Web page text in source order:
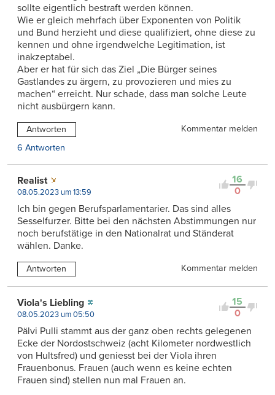
sollte eigentlich bestraft werden können.
Wie er gleich mehrfach über Exponenten von Politik
und Bund herzieht und diese qualifiziert, ohne diese zu
kennen und ohne irgendwelche Legitimation, ist
inakzeptabel.
Aber er hat für sich das Ziel „Die Bürger seines
Gastlandes zu ärgern, zu provozieren und mies zu
machen“ erreicht. Nur schade, dass man solche Leute
nicht ausbürgern kann.
Antworten
Kommentar melden
6 Antworten
16
0
Realist
08.05.2023 um 13:59
Ich bin gegen Berufsparlamentarier. Das sind alles
Sesselfurzer. Bitte bei den nächsten Abstimmungen nur
noch berufstätige in den Nationalrat und Ständerat
wählen. Danke.
Antworten Kommentar melden
15
0
Viola's Liebling
08.05.2023 um 05:50
Pälvi Pulli stammt aus der ganz oben rechts gelegenen
Ecke der Nordostschweiz (acht Kilometer nordwestlich
von Hultsfred) und geniesst bei der Viola ihren
Frauenbonus. Frauen (auch wenn es keine echten
Frauen sind) stellen nun mal Frauen an.